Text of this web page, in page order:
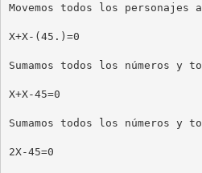
Movemos todos los
X+X-(45.)=0
Sumamos todos los números y
X+X-45=0
Sumamos todos los números y
2X-45=0